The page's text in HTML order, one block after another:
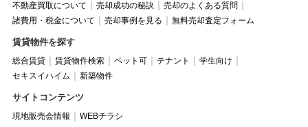
不動産買取について
売却成功の秘訣
売却のよくある質問
諸費用・税金について
売却事例を見る 無料売却査定フォーム
賃貸物件を探す
総合賃貸 賃貸物件検索 ペット可 テナント
学生向け
セキスイハイム
新築物件
サイトコンテンツ
現地販売会情報 WEBチラシ